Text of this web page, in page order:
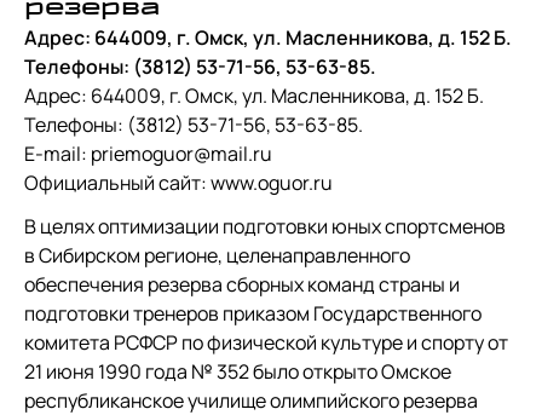
Адрес: 644009, г. Омск, ул. Масленникова, д. 152 Б.
Телефоны: (3812) 53-71-56, 53-63-85.
Адрес: 644009, г. Омск, ул. Масленникова, д. 152 Б.
Телефоны: (3812) 53-71-56, 53-63-85.
E-mail: priemoguor@mail.ru
Официальный сайт: www.oguor.ru
В целях оптимизации подготовки юных спортсменов
в Сибирском регионе, целенаправленного
обеспечения резерва сборных команд страны и
подготовки тренеров приказом Государственного
комитета РСФСР по физической культуре и спорту от
21 июня 1990 года № 352 было открыто Омское
республиканское училище олимпийского резерва